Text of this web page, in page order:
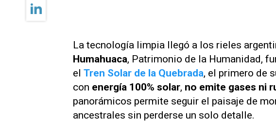
La tecnología limpia llegó a los rieles
Humahuaca, Patrimonio de la Humanidad,
el Tren Solar de la Quebrada, el primero de
con energía 100% solar, no emite gases ni
panorámicos permite seguir el paisaje de
ancestrales sin perderse un solo detalle.